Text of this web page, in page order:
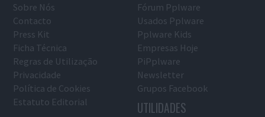
Sobre Nós
Contacto
Press Kit
Ficha Técnica
Regras de Utilização
Privacidade
Política de Cookies
Estatuto Editorial
Fórum Pplware
Usados Pplware
Pplware Kids
Empresas Hoje
PiPplware
Newsletter
Grupos Facebook
UTILIDADES